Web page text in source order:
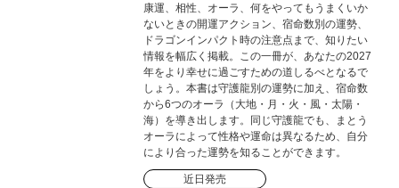
康運、相性、オーラ、何をやってもうまくいか
ないときの開運アクション、宿命数別の運勢、
ドラゴンインパクト時の注意点まで、知りたい
情報を幅広く掲載。この一冊が、あなたの2027
年をより幸せに過ごすための道しるべとなるで
しょう。本書は守護龍別の運勢に加え、宿命数
から6つのオーラ（大地・月・火・風・太陽・
海）を導き出します。同じ守護龍でも、まとう
オーラによって性格や運命は異なるため、自分
により合った運勢を知ることができます。
近日発売